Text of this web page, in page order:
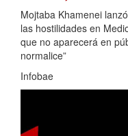
Mojtaba Khamenei
las hostilidades en
que no aparecerá en
normalice”
Infobae